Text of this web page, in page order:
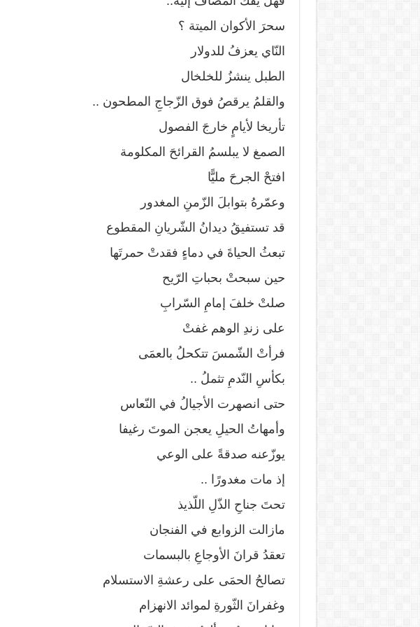
سحرَ الأكوان الميتة ؟
النّاي يعزفُ للدولار
الطبل ينشزُ للخلخال
والقلمُ يرقصُ فوق الزّجاجِ المطحون ..
تأريخا لأيامٍ خارجَ الفصول
الصمغ لا يبلسمُ القرائحَ المكلومة
افتحْ الجرحَ مليًّا
وعمّرهُ بتوابلَ الزّمنِ المغدور
قد تستفيقُ ديدانُ الشّريانِ المقطوع
تبعثُ الحياةَ في دماءٍ فقدتْ حمرتَها
حين سبحتْ بحباتِ الرّيح
صلتْ خلفَ إمامِ السّرابِ
على زندِ الوهم غفتْ
فرأتْ الشّمسَ تتكحلُ بالعمَى
بكأسِ النّدمِ تثملُ ..
حتى انصهرت الأجيالُ في النّعاس
وأمهاتُ الحيلِ يعجن الموتَ رغيفا
يوزّعنه صدقةً على الوعي
إذ مات مغدورًا ..
تحتَ جناحِ الذّلِ اللّذيذ
مازالت الزوابع في الفنجان
تعقدُ قرانَ الأوجاعِ بالبسمات
تصالحُ الحمَى على رعشةِ الاستسلام
وغفرانَ الثّورةِ لموائد الانهزام